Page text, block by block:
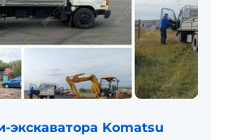
экскаватора Komatsu